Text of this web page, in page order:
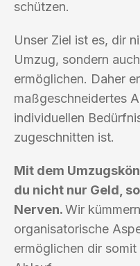
schützen.
Unser Ziel ist es, dir
Umzug, sondern
ermöglichen. Daher
maßgeschneidertes
individuellen
zugeschnitten ist.
Mit dem
du nicht nur Geld,
Nerven.Wir
organisatorische
ermöglichen dir